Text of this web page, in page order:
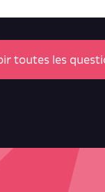
toutes les